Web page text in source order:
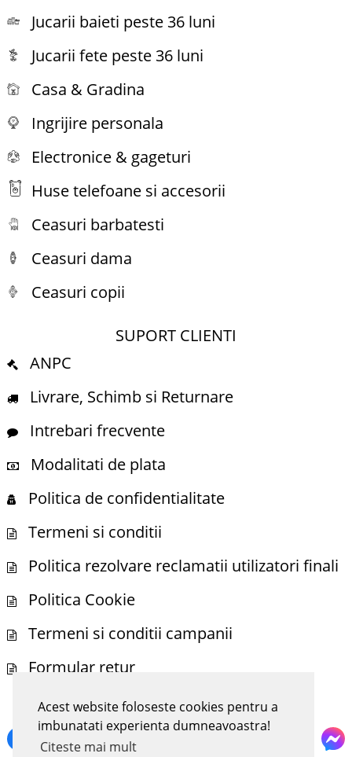
Acest website foloseste cookies pentru a
imbunatati experienta dumneavoastra!
Citeste mai mult
Jucarii baieti peste 36 luni
Jucarii fete peste 36 luni
Casa & Gradina
Ingrijire personala
Electronice & gageturi
Huse telefoane si accesorii
Ceasuri barbatesti
Ceasuri dama
Ceasuri copii
SUPORT CLIENTI
ANPC
Livrare, Schimb si Returnare
Intrebari frecvente
Modalitati de plata
Politica de confidentialitate
Termeni si conditii
Politica rezolvare reclamatii utilizatori finali
Politica Cookie
Termeni si conditii campanii
Formular retur
NE POTI GASI SI PE